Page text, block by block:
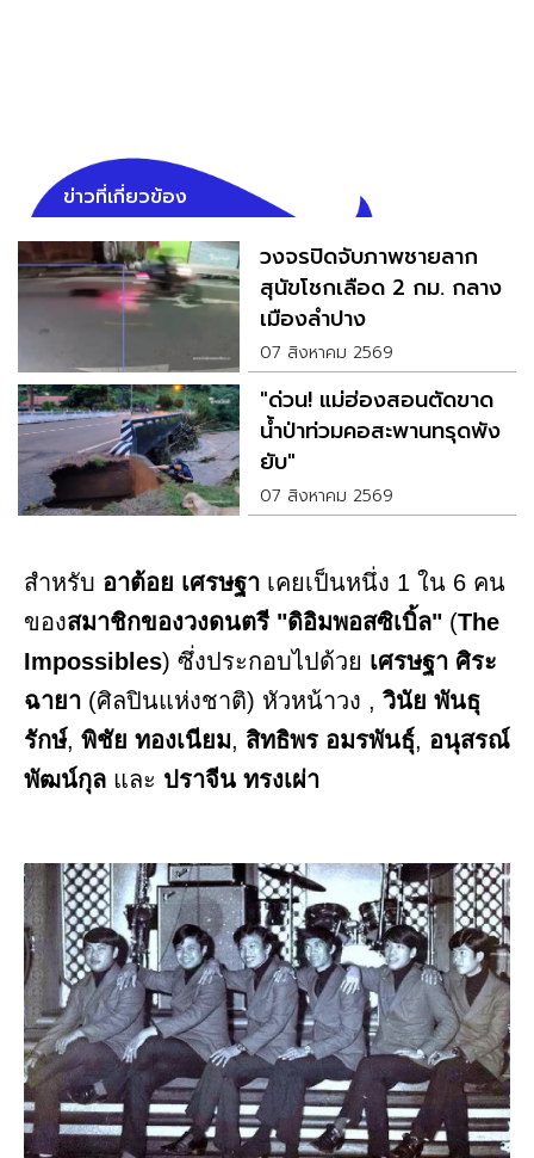
ข่าวที่เกี่ยวข้อง
วงจรปิดจับภาพชายลาก
สุนัขโชกเลือด 2 กม. กลาง
เมืองลำปาง
07 สิงหาคม 2569
"ด่วน! แม่ฮ่องสอนตัดขาด
น้ำป่าท่วมคอสะพานทรุดพัง
ยับ"
07 สิงหาคม 2569
สำหรับ อาต้อย เศรษฐา เคยเป็นหนึ่ง 1 ใน 6 คน
ของสมาชิกของวงดนตรี "ดิอิมพอสซิเบิ้ล" (The
Impossibles) ซึ่งประกอบไปด้วย เศรษฐา ศิระ
ฉายา (ศิลปินแห่งชาติ) หัวหน้าวง , วินัย พันธุ
รักษ์, พิชัย ทองเนียม, สิทธิพร อมรพันธุ์, อนุสรณ์
พัฒน์กุล และ ปราจีน ทรงเผ่า